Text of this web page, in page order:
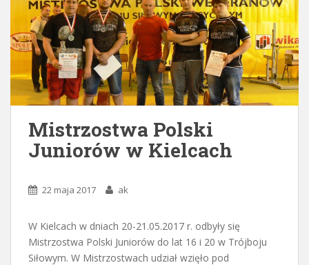
Mistrzostwa Polski
Juniorów w Kielcach
22 maja 2017 ak
W Kielcach w dniach 20-21.05.2017 r. odbyły się
Mistrzostwa Polski Juniorów do lat 16 i 20 w Trójboju
Siłowym. W Mistrzostwach udział wzięło pod